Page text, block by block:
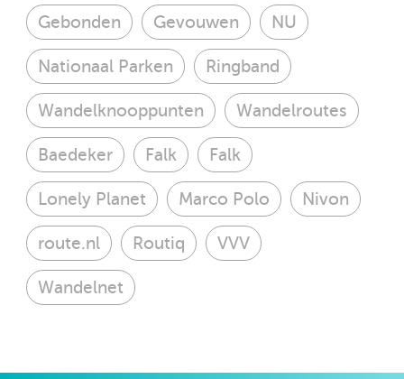
Gebonden Gevouwen NU
Nationaal Parken Ringband
Wandelknooppunten Wandelroutes
Baedeker Falk Falk
Lonely Planet Marco Polo Nivon
route.nl Routiq VVV
Wandelnet